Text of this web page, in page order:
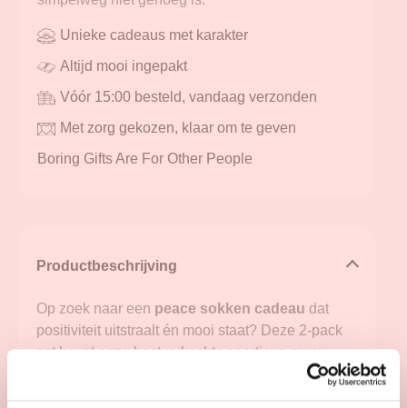
Productbeschrijving
Op zoek naar een peace sokken cadeau dat
positiviteit uitstraalt én mooi staat? Deze 2-pack
set bevat onze bestverkochte sportieve crew
Unieke cadeaus met karakter
Altijd mooi ingepakt
Vóór 15:00 besteld, vandaag verzonden
Met zorg gekozen, klaar om te geven
Boring Gifts Are For Other People